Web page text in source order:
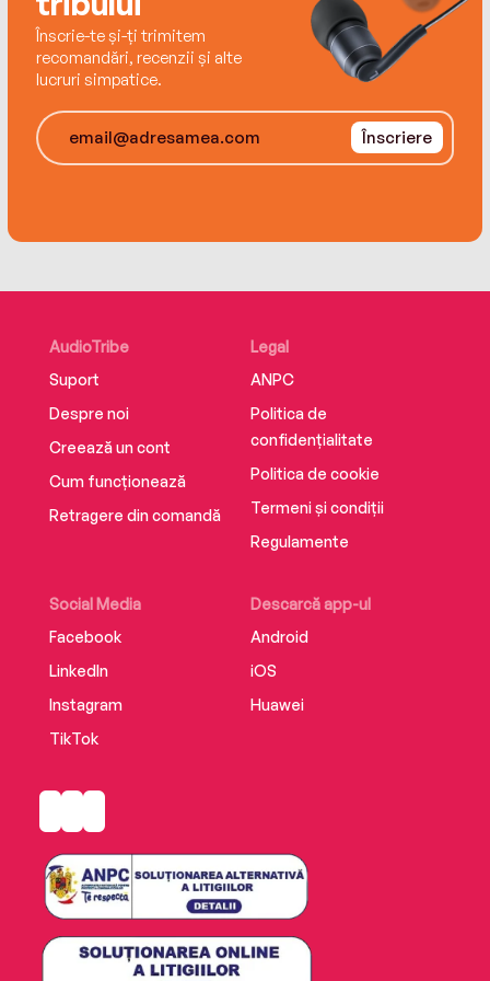
Înscrie-te și-ți trimitem
recomandări, recenzii și alte
lucruri simpatice.
Înscriere
AudioTribe
Suport
Despre noi
Creează un cont
Cum funcționează
Retragere din comandă
Social Media
Facebook
LinkedIn
Instagram
TikTok
Descarcă app-ul
Android
iOS
Huawei
Legal
ANPC
Politica de
confidențialitate
Politica de cookie
Termeni și condiții
Regulamente